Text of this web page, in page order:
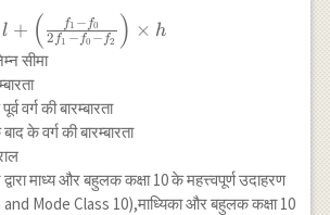
f_0-
\times h
l + ( 2 f1 − f0 − f2
f1 − f0 ) × h
सीमा
वर्ग की बारम्बारता
के वर्ग की बारम्बारता
माध्य और बहुलक कक्षा 10 के महत्त्वपूर्ण उदाहरण
Mode Class 10),माध्यिका और बहुलक कक्षा 10